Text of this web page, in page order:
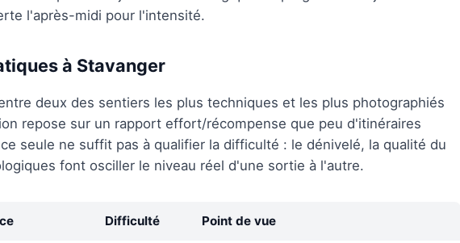
l'après-midi pour l'intensité.
à Stavanger
deux des sentiers les plus techniques et les plus photographiés
repose sur un rapport effort/récompense que peu d'itinéraires
seule ne suffit pas à qualifier la difficulté : le dénivelé, la qualité du
font osciller le niveau réel d'une sortie à l'autre.
Difficulté Point de vue